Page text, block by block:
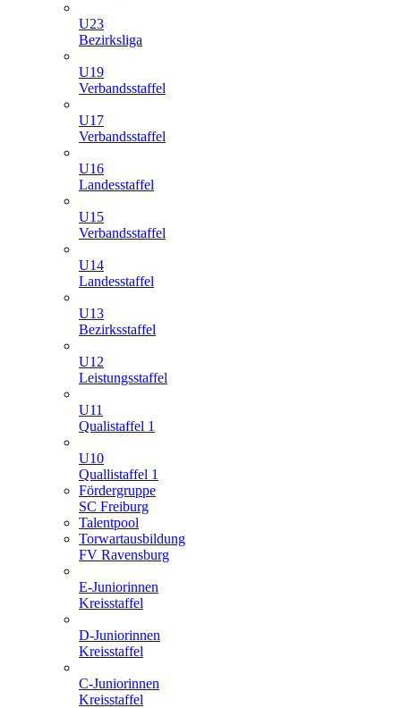
U23
Bezirksliga
U19
Verbandsstaffel
U17
Verbandsstaffel
U16
Landesstaffel
U15
Verbandsstaffel
U14
Landesstaffel
U13
Bezirksstaffel
U12
Leistungsstaffel
U11
Qualistaffel 1
U10
Quallistaffel 1
Fördergruppe
SC Freiburg
Talentpool
Torwartausbildung
FV Ravensburg
E-Juniorinnen
Kreisstaffel
D-Juniorinnen
Kreisstaffel
C-Juniorinnen
Kreisstaffel